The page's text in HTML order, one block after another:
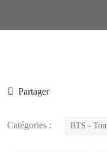
Partager
Catégories : BTS -